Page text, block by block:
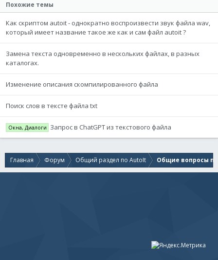
Похожие темы
Как скриптом autoit - однократно воспроизвести звук файла wav,
который имеет название такое же как и сам файл autoit ?
Замена текста одновременно в нескольких файлах, в разных
каталогах.
Изменение описания скомпилированного файла
Поиск слов в тексте файла txt
Окна, Диалоги Запрос в ChatGPT из текстового файла
Главная Форум Общий раздел по AutoIt Общие вопросы